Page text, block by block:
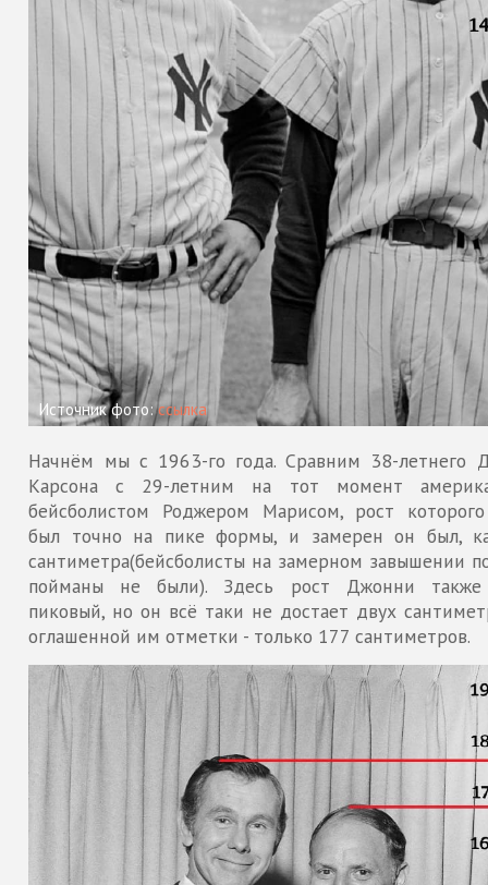
Источник фото:ссылка
Начнём мы с 1963-го года. Сравним 38-летнего
Карсона с 29-летним на тот момент
бейсболистом Роджером Марисом, рост
был точно на пике формы, и замерен он был,
сантиметра(бейсболисты на замерном завышении
пойманы не были). Здесь рост Джонни
пиковый, но он всё таки не достает двух
оглашенной им отметки - только 177 сантиметров.